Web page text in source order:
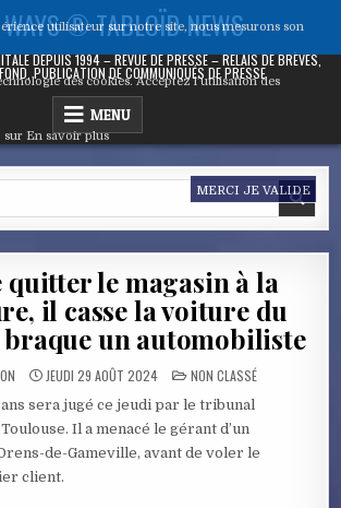
® TABLOÏD NEWS
DEPUIS 1994 – REVUE DE PRESSE – RELAIS DE BRÈVES,
PUBLICATION DE COMMUNIQUÉS DE PRESSE
MENU
quitter le magasin à la
il casse la voiture du
un automobiliste
JEUDI 29 AOÛT 2024 POSTED
IN
NON CLASSÉ
sera jugé ce jeudi par le tribunal
Il a menacé le gérant d’un
de-Gameville, avant de voler le
client.
utilisateur sur notre site, nous mesurons son
des cookies. Acceptez l’utilisation des
sur En savoir plus
MERCI JE VALIDE